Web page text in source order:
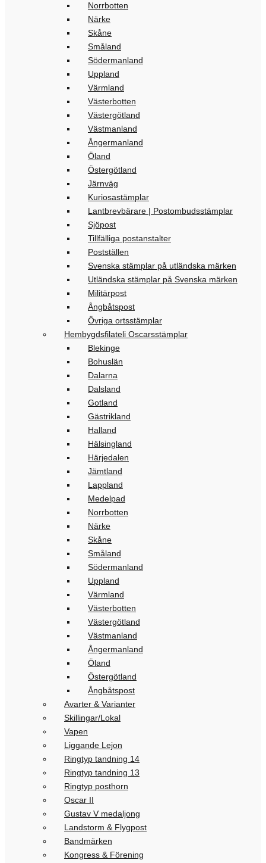
Norrbotten
Närke
Skåne
Småland
Södermanland
Uppland
Värmland
Västerbotten
Västergötland
Västmanland
Ångermanland
Öland
Östergötland
Järnväg
Kuriosastämplar
Lantbrevbärare | Postombudsstämplar
Sjöpost
Tillfälliga postanstalter
Postställen
Svenska stämplar på utländska märken
Utländska stämplar på Svenska märken
Militärpost
Ångbåtspost
Övriga ortsstämplar
Hembygdsfilateli Oscarsstämplar
Blekinge
Bohuslän
Dalarna
Dalsland
Gotland
Gästrikland
Halland
Hälsingland
Härjedalen
Jämtland
Lappland
Medelpad
Norrbotten
Närke
Skåne
Småland
Södermanland
Uppland
Värmland
Västerbotten
Västergötland
Västmanland
Ångermanland
Öland
Östergötland
Ångbåtspost
Avarter & Varianter
Skillingar/Lokal
Vapen
Liggande Lejon
Ringtyp tandning 14
Ringtyp tandning 13
Ringtyp posthorn
Oscar II
Gustav V medaljong
Landstorm & Flygpost
Bandmärken
Kongress & Förening